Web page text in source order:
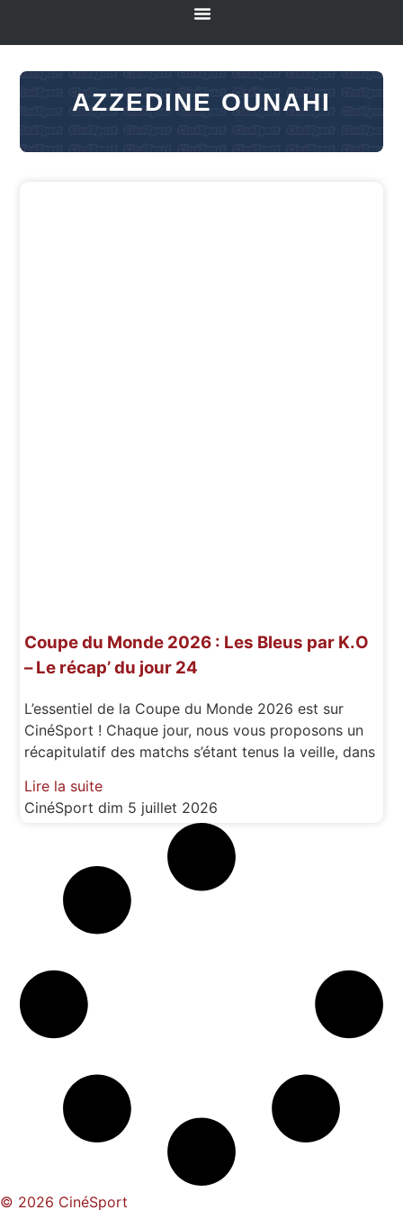
AZZEDINE OUNAHI
Coupe du Monde 2026 : Les Bleus par K.O
– Le récap’ du jour 24
L’essentiel de la Coupe du Monde 2026 est sur
CinéSport ! Chaque jour, nous vous proposons un
récapitulatif des matchs s’étant tenus la veille, dans
Lire la suite
CinéSportdim 5 juillet 2026
© 2026 CinéSport